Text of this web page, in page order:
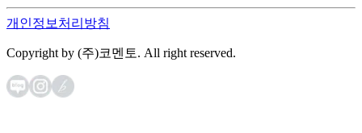
개인정보처리방침
Copyright by (주)코멘토. All right reserved.